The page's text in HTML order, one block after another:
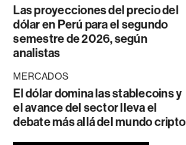
Las proyecciones del precio del
dólar en Perú para el segundo
semestre de 2026, según
analistas
MERCADOS
El dólar domina las stablecoins y
el avance del sector lleva el
debate más allá del mundo cripto